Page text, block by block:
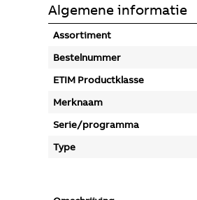
Algemene informatie
Assortiment
Bestelnummer
ETIM Productklasse
Merknaam
Serie/programma
Type